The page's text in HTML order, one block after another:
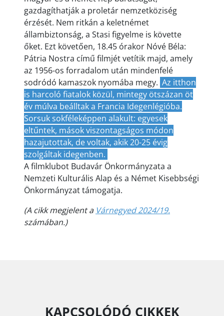
gazdagíthatják a proletár nemzetköziség
érzését. Nem ritkán a keletnémet
állambiztonság, a Stasi figyelme is követte
őket. Ezt követően, 18.45 órakor Nóvé Béla:
Pátria Nostra című filmjét vetítik majd, amely
az 1956-os forradalom után mindenfelé
sodródó kamaszok nyomába megy. Az itthon
is harcoló fiatalok közül, mintegy ötszázan öt
év múlva beálltak a Francia Idegenlégióba.
Sorsuk sokféleképpen alakult: egyesek
eltűntek, mások viszontagságos módon
hazajutottak, de voltak, akik 20-25 évig
szolgáltak idegenben.
A filmklubot Budavár Önkormányzata a
Nemzeti Kulturális Alap és a Német Kisebbségi
Önkormányzat támogatja.
(A cikk megjelent a Várnegyed 2024/19.
számában.)
KAPCSOLÓDÓ CIKKEK